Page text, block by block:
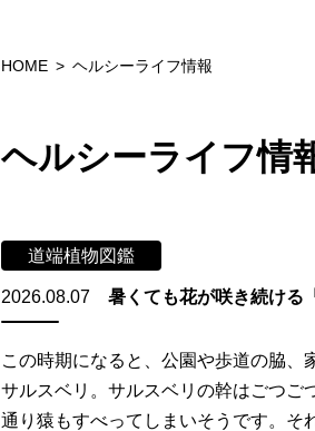
HOME ヘルシーライフ情報
ヘルシーライフ情
道端植物図鑑
2026.08.07 暑くても花が咲き続ける
この時期になると、公園や歩道の脇、
サルスベリ。サルスベリの幹はごつご
通り猿もすべってしまいそうです。そ